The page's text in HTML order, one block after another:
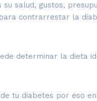
salud, gustos,
contrarrestar la
determinar la dieta
tu diabetes por eso en